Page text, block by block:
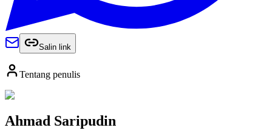
Salin link
Tentang penulis
Ahmad Saripudin